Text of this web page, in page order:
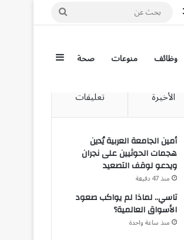
مقال عشوائي
بحث
وظائف منوعات صحة إضافة عمود
الأخيرة تعليقات
أمين الجامعة العربية يُدين
هجمات الحوثيين على نجران
ويدعو لوقف التصعيد
منذ 47 دقيقة
تاسي.. لماذا لم يواكب صعود
الأسواق العالمية؟
منذ ساعة واحدة